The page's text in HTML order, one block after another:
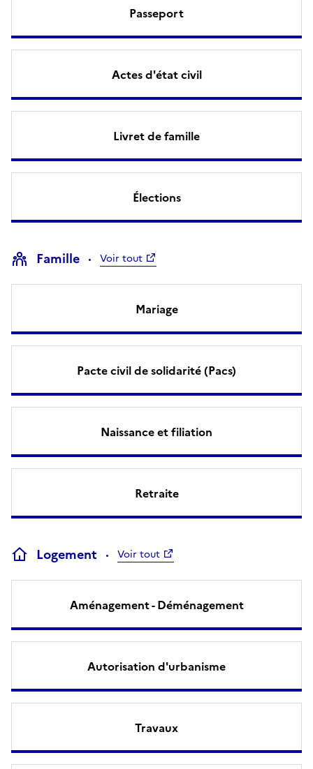
Passeport
Actes d'état civil
Livret de famille
Élections
Famille Voir tout
Mariage
Pacte civil de solidarité (Pacs)
Naissance et filiation
Retraite
Logement Voir tout
Aménagement - Déménagement
Autorisation d'urbanisme
Travaux